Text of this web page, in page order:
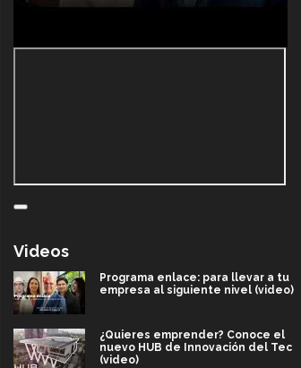
Videos
Programa enlace: para llevar a tu
empresa al siguiente nivel (video)
¿Quieres emprender? Conoce el
nuevo HUB de Innovación del Tec
(video)